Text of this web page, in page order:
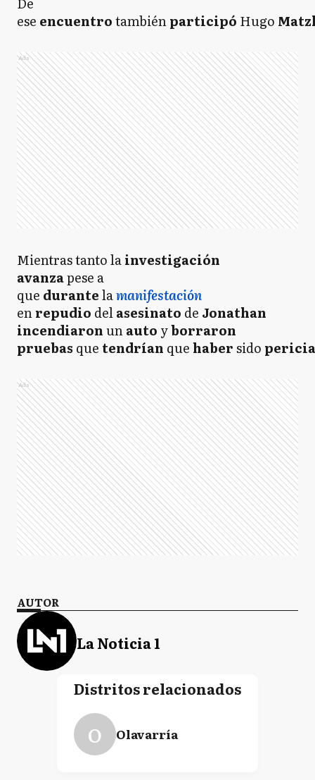
ese encuentrotambiénparticipó Hugo
Ads
Mientras tanto lainvestigación
avanzapese a
que durantelamanifestación
enrepudio delasesinato de Jonathan
incendiaronunauto yborraron
pruebas que tendrían que habersido
Ads
AUTOR
La Noticia 1
Distritos relacionados
O Olavarría